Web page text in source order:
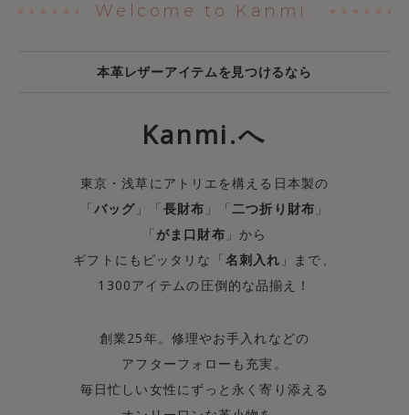
Welcome to Kanmi.
本革レザーアイテムを見つけるなら
Kanmi.へ
東京・浅草にアトリエを構える日本製の
「バッグ 」「 長財布 」「二つ折り財布 」
「 がま口財布 」から
ギフトにもピッタリな「名刺入れ 」まで、
1300アイテムの圧倒的な品揃え！
創業25年。修理やお手入れなどの
アフターフォローも充実。
毎日忙しい女性にずっと永く寄り添える